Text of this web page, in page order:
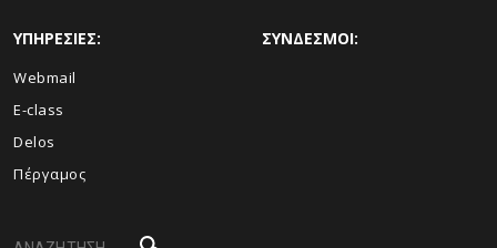
ΥΠΗΡΕΣΙΕΣ:
Webmail
E-class
Delos
Πέργαμος
ΣΥΝΔΕΣΜΟΙ: